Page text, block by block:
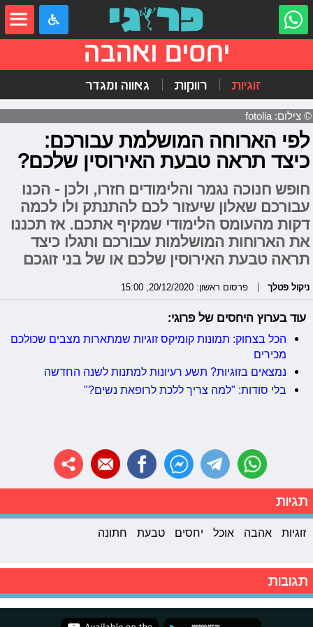
יחסים ואהבה
זוגיות רווקות גאווה ומגדר
© צילום: fotolia
לפי הארוחה המושלמת עבורכם:
כיצד תראה טבעת האירוסין שלכם?
חופש חנוכה נגמר והלימודים חזרו, ולכן - הכנו
עבורכם שאלון שיעזור לכם להתנתק ולו לכמה
דקות מהעומס הלימודי שמקיף אתכם. אז תכננו
את הארוחות המושלמות עבורכם ותגלו כיצד
תראה טבעת האירוסין שלכם או של בני זוגכם
ניקול פטלך פרסום ראשון: 20/12/2020, 15:00
עוד בערוץ היחסים של פרוגי:
הכל בצחוק: תמונות קומיקס זוגיות שמתארות מצבים שכולכם
מכירים
נמצאים בזוגיות? תשע רעיונות למתנות לשנה החדשה
בלי סודות: "למה צריך ללכת לרופאת נשים?"
תגיות
זוגיות אהבה אוכל יחסים טבעת חתונה
תגובות